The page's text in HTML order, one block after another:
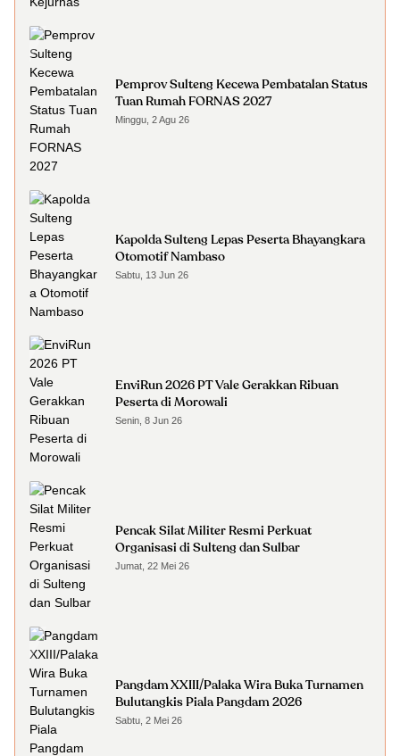
Pemprov Sulteng Kecewa Pembatalan Status
Tuan Rumah FORNAS 2027
Minggu, 2 Agu 26
Kapolda Sulteng Lepas Peserta Bhayangkara
Otomotif Nambaso
Sabtu, 13 Jun 26
EnviRun 2026 PT Vale Gerakkan Ribuan
Peserta di Morowali
Senin, 8 Jun 26
Pencak Silat Militer Resmi Perkuat
Organisasi di Sulteng dan Sulbar
Jumat, 22 Mei 26
Pangdam XXIII/Palaka Wira Buka Turnamen
Bulutangkis Piala Pangdam 2026
Sabtu, 2 Mei 26